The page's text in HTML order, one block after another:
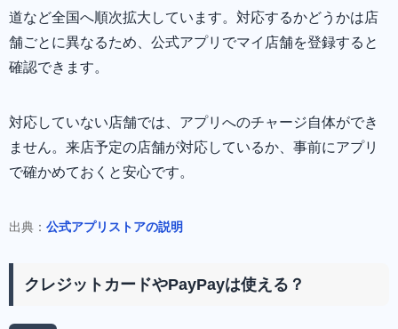
道など全国へ順次拡大しています。対応するかどうかは店
舗ごとに異なるため、公式アプリでマイ店舗を登録すると
確認できます。
対応していない店舗では、アプリへのチャージ自体ができ
ません。来店予定の店舗が対応しているか、事前にアプリ
で確かめておくと安心です。
出典： 公式アプリストアの説明
クレジットカードやPayPayは使える？